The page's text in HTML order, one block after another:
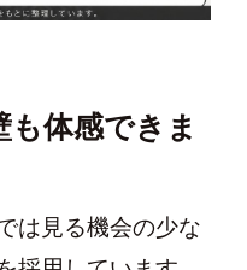
体感できま
は見る機会の少な